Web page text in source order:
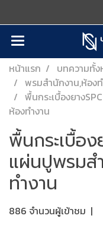
หน้าแรก บทความทั้
พรมสำนักงาน,ห้อง
พื้นกระเบื้องยาง
ห้องทำงาน
พื้นกระเบื้อ
แผ่นปูพรมส
ทำงาน
886 จำนวนผู้เข้าชม |